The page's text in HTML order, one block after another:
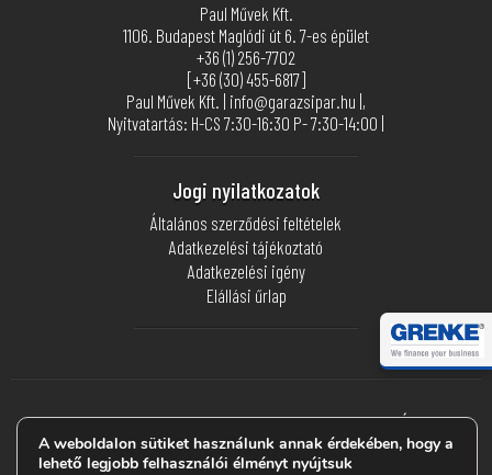
Paul Művek Kft.
1106. Budapest Maglódi út 6. 7-es épület
+36 (1) 256-7702
[+36 (30) 455-6817]
Paul Művek Kft. | info@garazsipar.hu |,
Nyitvatartás: H-CS 7:30-16:30 P- 7:30-14:00 |
Jogi nyilatkozatok
Általános szerződési feltételek
Adatkezelési tájékoztató
Adatkezelési igény
Elállási űrlap
Webáruházunkban akár regisztráció nélkül isBIZTONSÁGOSAN
FIZETHETSZ BANKKÁRTYÁDDALa ©Stripesegítségével.
A weboldalon sütiket használunk annak érdekében, hogy a
lehető legjobb felhasználói élményt nyújtsuk